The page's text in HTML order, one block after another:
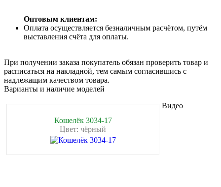
Оптовым клиентам:
Оплата осуществляется безналичным расчётом, путём
выставления счёта для оплаты.
При получении заказа покупатель обязан проверить товар и
расписаться на накладной, тем самым согласившись с
надлежащим качеством товара.
Варианты и наличие моделей
Кошелёк 3034-17
Цвет: чёрный
Видео